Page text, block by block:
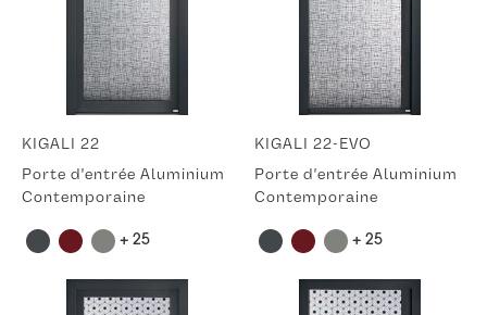
KIGALI 22
Porte d'entrée Aluminium
Contemporaine
+ 25
KIGALI 22-EVO
Porte d'entrée Aluminium
Contemporaine
+ 25